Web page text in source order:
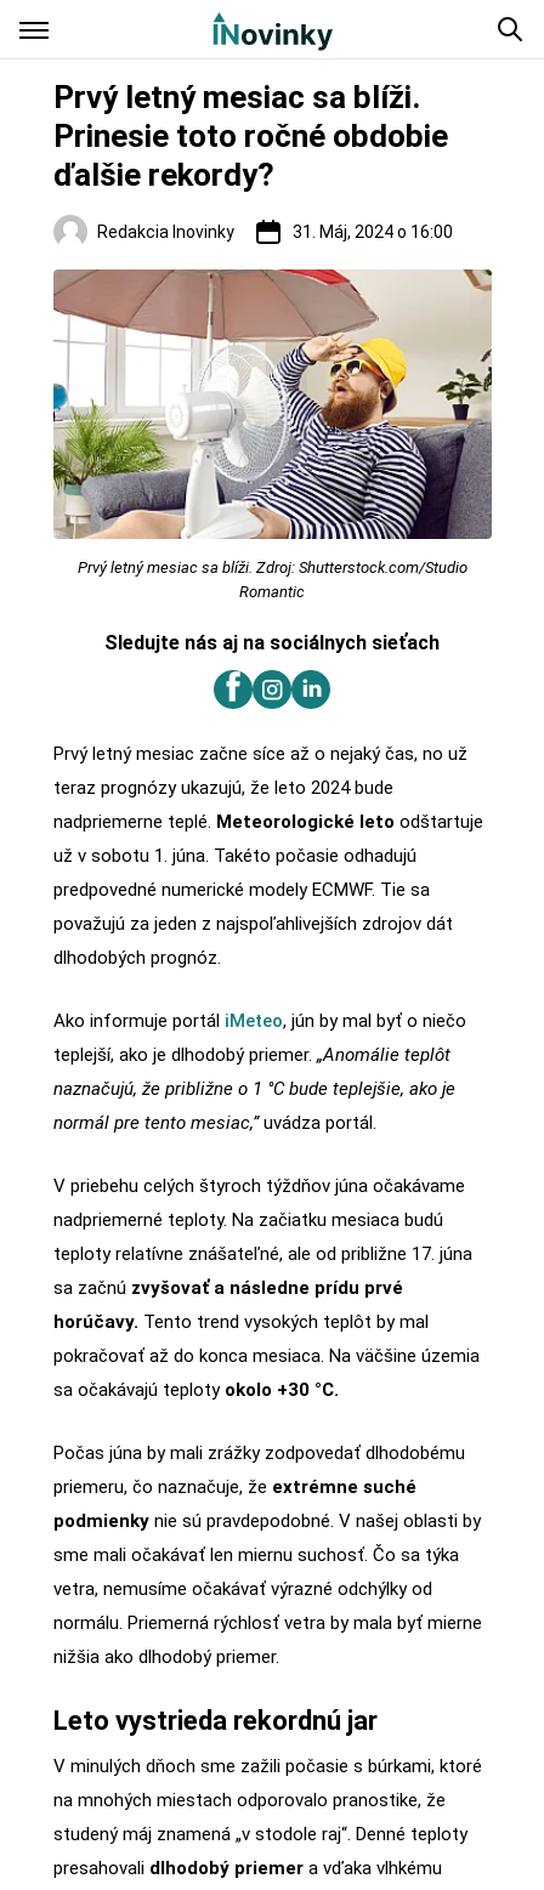
Prvý letný mesiac sa blíži.
Prinesie toto ročné obdobie
ďalšie rekordy?
Redakcia Inovinky 31. Máj, 2024 o 16:00
Slovensko
Prvý letný mesiac sa blíži. Zdroj: Shutterstock.com/Studio
Romantic
Sledujte nás aj na sociálnych sieťach
Prvý letný mesiac začne síce až o nejaký čas, no už
teraz prognózy ukazujú, že leto 2024 bude
nadpriemerne teplé. Meteorologické leto odštartuje
už v sobotu 1. júna. Takéto počasie odhadujú
predpovedné numerické modely ECMWF. Tie sa
považujú za jeden z najspoľahli­vejších zdrojov dát
dlhodobých prognóz.
Ako informuje portál iMeteo, jún by mal byť o niečo
teplejší, ako je dlhodobý priemer. „Anomálie teplôt
naznačujú, že približne o 1 °C bude teplejšie, ako je
normál pre tento mesiac,”uvádza portál.
V priebehu celých štyroch týždňov júna očakávame
nadpriemerné teploty. Na začiatku mesiaca budú
teploty relatívne znášateľné, ale od približne 17. júna
sa začnú zvyšovať a následne prídu prvé
horúčavy. Tento trend vysokých teplôt by mal
pokračovať až do konca mesiaca. Na väčšine územia
sa očakávajú teploty okolo +30 °C.
Počas júna by mali zrážky zodpovedať dlhodobému
priemeru, čo naznačuje, že extrémne suché
podmienkynie sú pravdepodobné. V našej oblasti by
sme mali očakávať len miernu suchosť. Čo sa týka
vetra, nemusíme očakávať výrazné odchýlky od
normálu. Priemerná rýchlosť vetra by mala byť mierne
nižšia ako dlhodobý priemer.
Leto vystrieda rekordnú jar
V minulých dňoch sme zažili počasie s búrkami, ktoré
na mnohých miestach odporovalo pranostike, že
studený máj znamená „v stodole raj“. Denné teploty
presahovali dlhodobý priemera vďaka vlhkému